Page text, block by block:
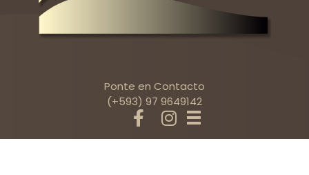
Ponte en Contacto
(+593) 97 9649142